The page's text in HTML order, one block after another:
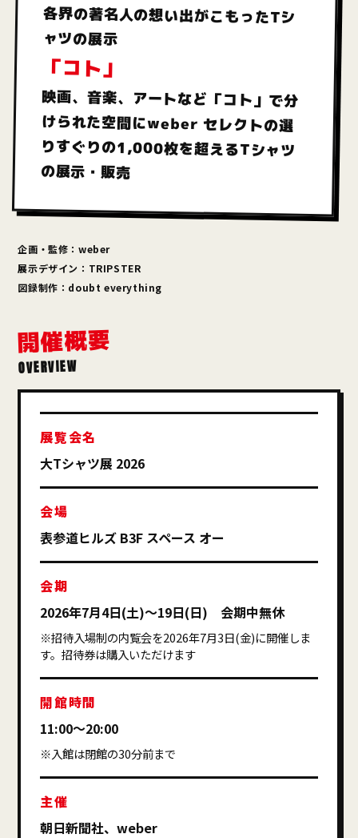
各界の著名人の想い出がこもったTシ
ャツの展示
「コト」
映画、音楽、アートなど 「コト」で分
けられた空間にweber セレクトの選
りすぐりの1,000枚を超えるTシャツ
の展示・販売
企画・監修：weber
展示デザイン：TRIPSTER
図録制作：doubt everything
開催概要
OVERVIEW
展覧会名
大Tシャツ展 2026
会場
表参道ヒルズ B3F スペース オー
会期
2026年7月4日(土)～19日(日) 会期中無休
※招待入場制の内覧会を2026年7月3日(金)に開催しま
す。招待券は購入いただけます
開館時間
11:00～20:00
※入館は閉館の30分前まで
主催
朝日新聞社、weber